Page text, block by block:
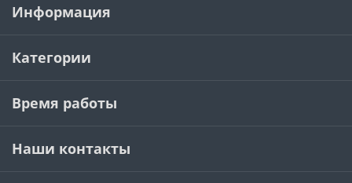
Информация
Категории
Время работы
Наши контакты